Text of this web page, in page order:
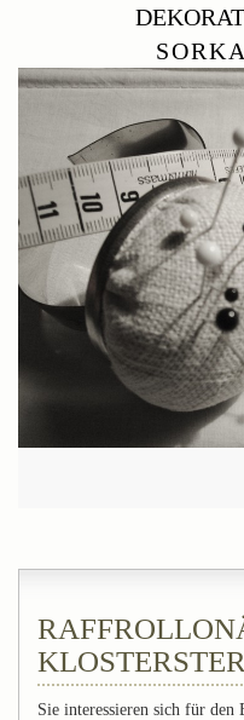
Sie interessieren sich für